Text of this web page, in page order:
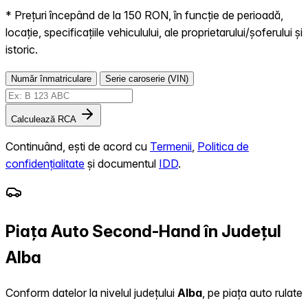
* Prețuri începând de la 150 RON, în funcție de perioadă,
locație, specificațiile vehiculului, ale proprietarului/șoferului și
istoric.
Număr înmatriculare Serie caroserie (VIN)
Calculează RCA
Continuând, ești de acord cu Termenii Politica de
confidențialitate și documentul IDD.
Piața Auto Second-Hand în Județul
Alba
Conform datelor la nivelul județului Alba , pe piața auto rulate